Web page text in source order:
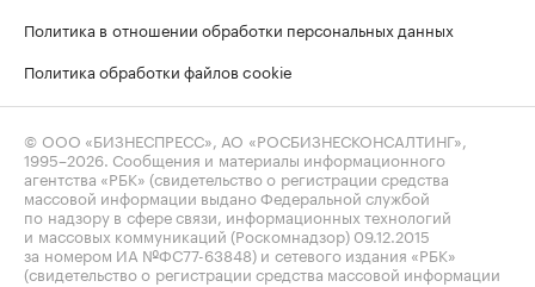
Политика в отношении обработки персональных данных
Политика обработки файлов cookie
© ООО «БИЗНЕСПРЕСС», АО «РОСБИЗНЕСКОНСАЛТИНГ»,
1995–2026 . Сообщения и материалы информационного
агентства «РБК» (свидетельство о регистрации средства
массовой информации выдано Федеральной службой
по надзору в сфере связи, информационных технологий
и массовых коммуникаций (Роскомнадзор) 09.12.2015
за номером ИА №ФС77-63848) и сетевого издания «РБК»
(свидетельство о регистрации средства массовой информации